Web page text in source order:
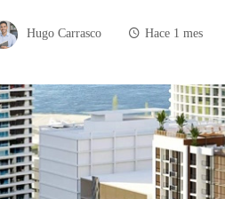
Hugo Carrasco Hace 1 mes